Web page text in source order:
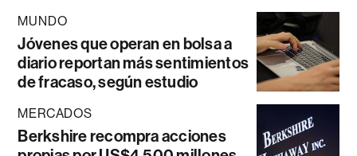
MUNDO
Jóvenes que operan en bolsa a
diario reportan más sentimientos
de fracaso, según estudio
MERCADOS
Berkshire recompra acciones